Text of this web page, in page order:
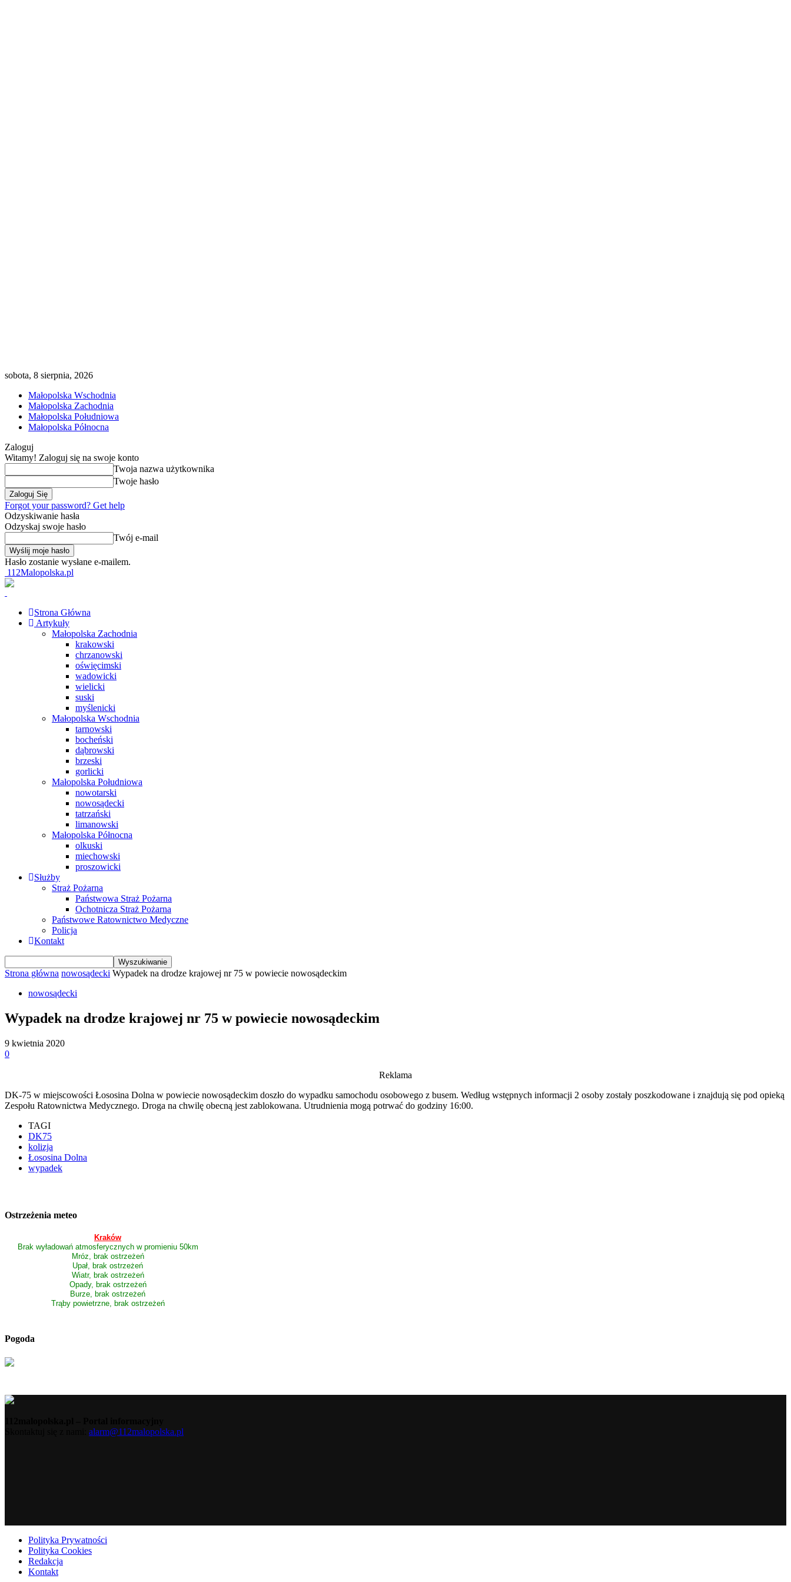
sobota, 8 sierpnia, 2026
Małopolska Wschodnia
Małopolska Zachodnia
Małopolska Południowa
Małopolska Północna
Zaloguj
Witamy! Zaloguj się na swoje konto
Twoja nazwa użytkownika
Twoje hasło
Forgot your password? Get help
Odzyskiwanie hasła
Odzyskaj swoje hasło
Twój e-mail
Hasło zostanie wysłane e-mailem.
112Malopolska.pl
Strona Główna
Artykuły
Małopolska Zachodnia
krakowski
chrzanowski
oświęcimski
wadowicki
wielicki
suski
myślenicki
Małopolska Wschodnia
tarnowski
bocheński
dąbrowski
brzeski
gorlicki
Małopolska Południowa
nowotarski
nowosądecki
tatrzański
limanowski
Małopolska Północna
olkuski
miechowski
proszowicki
Służby
Straż Pożarna
Państwowa Straż Pożarna
Ochotnicza Straż Pożarna
Państwowe Ratownictwo Medyczne
Policja
Kontakt
Strona główna nowosądecki Wypadek na drodze krajowej nr 75 w powiecie nowosądeckim
nowosądecki
Wypadek na drodze krajowej nr 75 w powiecie nowosądeckim
9 kwietnia 2020
0
Reklama
DK-75 w miejscowości Łososina Dolna w powiecie nowosądeckim doszło do wypadku samochodu osobowego z busem. Według wstępnych informacji 2 osoby zostały poszkodowane i znajdują się pod opieką
Zespołu Ratownictwa Medycznego. Droga na chwilę obecną jest zablokowana. Utrudnienia mogą potrwać do godziny 16:00.
TAGI
DK75
kolizja
Łososina Dolna
wypadek
Ostrzeżenia meteo
Kraków
Brak wyładowań atmosferycznych w promieniu 50km
Mróz, brak ostrzeżeń
Upał, brak ostrzeżeń
Wiatr, brak ostrzeżeń
Opady, brak ostrzeżeń
Burze, brak ostrzeżeń
Trąby powietrzne, brak ostrzeżeń
Pogoda
alarm@112malopolska.pl
Polityka Prywatności
Polityka Cookies
Redakcja
Kontakt